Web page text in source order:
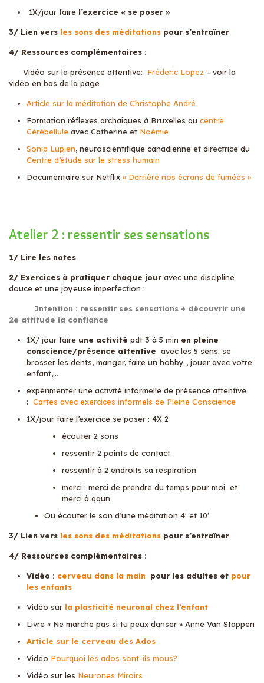
1X/jour faire l’exercice « se poser »
3/ Lien vers les sons des méditations pour s’entraîner
4/ Ressources complémentaires :
Vidéo sur la présence attentive: Fréderic Lopez – voir la
vidéo en bas de la page
Article sur la méditation de Christophe André
Formation réflexes archaiques à Bruxelles au centre
Cérébellule avec Catherine et Noémie
Sonia Lupien, neuroscientifique canadienne et directrice du
Centre d’étude sur le stress humain
Documentaire sur Netflix « Derrière nos écrans de fumées »
Atelier 2 : ressentir ses sensations
1/ Lire les notes
2/ Exercices à pratiquer chaque jour avec une discipline
douce et une joyeuse imperfection :
Intention : ressentir ses sensations + découvrir une
2e attitude la confiance
1X/ jour faire une activité pdt 3 à 5 min en pleine
conscience/présence attentive avec les 5 sens: se
brosser les dents, manger, faire un hobby , jouer avec votre
enfant,…
expérimenter une activité informelle de présence attentive
: Cartes avec exercices informels de Pleine Conscience
1X/jour faire l’exercice se poser : 4X 2
écouter 2 sons
ressentir 2 points de contact
ressentir à 2 endroits sa respiration
merci : merci de prendre du temps pour moi et
merci à qqun
Ou écouter le son d’une méditation 4′ et 10′
3/ Lien vers les sons des méditations pour s’entraîner
4/ Ressources complémentaires :
Vidéo : cerveau dans la main pour les adultes et pour
les enfants
Vidéo sur la plasticité neuronal chez l’enfant
Livre « Ne marche pas si tu peux danser » Anne Van Stappen
Article sur le cerveau des Ados
Vidéo Pourquoi les ados sont-ils mous?
Vidéo sur les Neurones Miroirs